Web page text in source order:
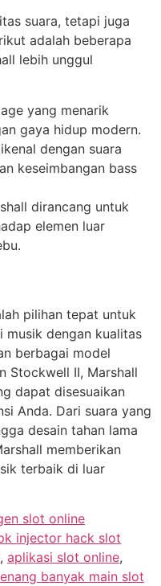
suara, tetapi juga
adalah beberapa
lebih unggul
yang menarik
gaya hidup modern.
dengan suara
keseimbangan bass
dirancang untuk
elemen luar
pilihan tepat untuk
musik dengan kualitas
berbagai model
Stockwell II, Marshall
dapat disesuaikan
Anda. Dari suara yang
desain tahan lama
memberikan
terbaik di luar
slot online
injector hack slot
, aplikasi slot online,
banyak main slot